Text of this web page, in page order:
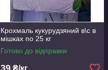
Крохмаль кукурудзяний в\с в
мішках по 25 кг
Готово до відправки
₴/кг